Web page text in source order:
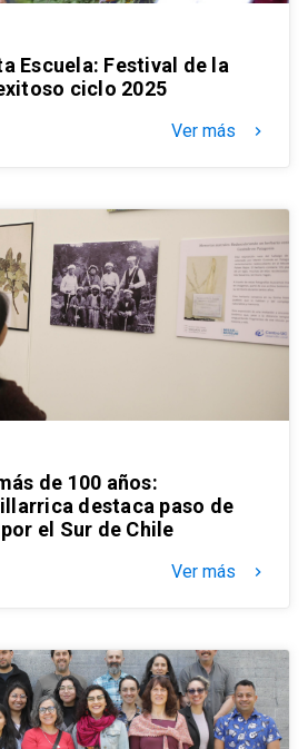
Escuela: Festival de la
ciclo 2025
Ver más keyboard_arrow_right
de 100 años:
destaca paso de
el Sur de Chile
Ver más keyboard_arrow_right